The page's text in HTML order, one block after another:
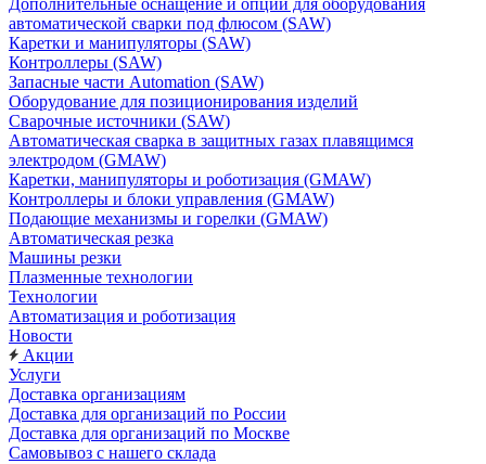
Дополнительные оснащение и опции для оборудования
автоматической сварки под флюсом (SAW)
Каретки и манипуляторы (SAW)
Контроллеры (SAW)
Запасные части Automation (SAW)
Оборудование для позиционирования изделий
Сварочные источники (SAW)
Автоматическая сварка в защитных газах плавящимся
электродом (GMAW)
Каретки, манипуляторы и роботизация (GMAW)
Контроллеры и блоки управления (GMAW)
Подающие механизмы и горелки (GMAW)
Автоматическая резка
Машины резки
Плазменные технологии
Технологии
Автоматизация и роботизация
Новости
Акции
Услуги
Доставка организациям
Доставка для организаций по России
Доставка для организаций по Москве
Самовывоз с нашего склада